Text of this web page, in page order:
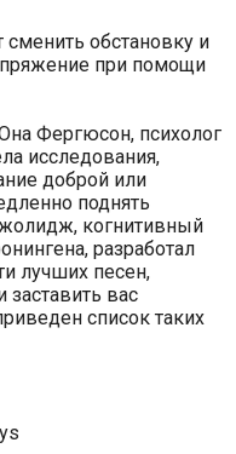
сменить обстановку и
при помощи
Фергюсон, психолог
исследования,
доброй или
поднять
когнитивный
разработал
лучших песен,
заставить вас
список таких